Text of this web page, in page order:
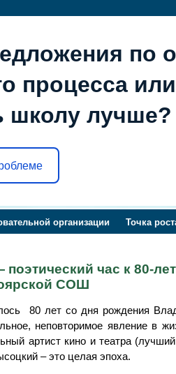
по
процесса
школу лучше?
организации Точка
час к 80-
СОШ
80 лет со дня рождения
неповторимое явление в
артист кино и театра
– это целая эпоха.